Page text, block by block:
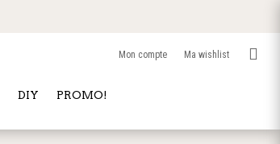
Mon compte Ma wishlist 
DIY PROMO!